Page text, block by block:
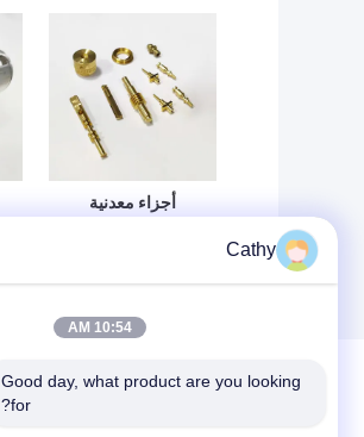
أجزاء معدنية
Cathy
10:54 AM
Good day, what product are you looking
for?